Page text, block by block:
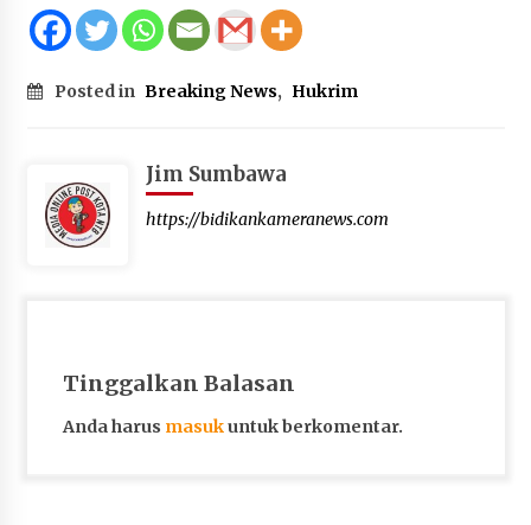
Posted in Breaking News, Hukrim
Jim Sumbawa
https://bidikankameranews.com
Tinggalkan Balasan
Anda harus masukuntuk berkomentar.